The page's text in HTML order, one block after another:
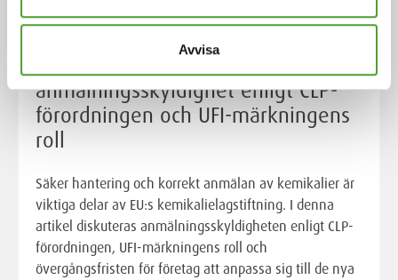
Avvisa
anmälningsskyldighet enligt CLP-
förordningen och UFI-märkningens
roll
Säker hantering och korrekt anmälan av kemikalier är
viktiga delar av EU:s kemikalielagstiftning. I denna
artikel diskuteras anmälningsskyldigheten enligt CLP-
förordningen, UFI-märkningens roll och
övergångsfristen för företag att anpassa sig till de nya